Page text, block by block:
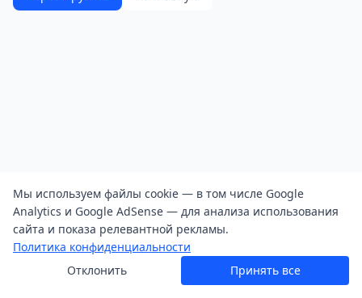
Мы используем файлы cookie — в том числе Google
Analytics и Google AdSense — для анализа использования
сайта и показа релевантной рекламы.
Политика конфиденциальности
Отклонить
Принять все